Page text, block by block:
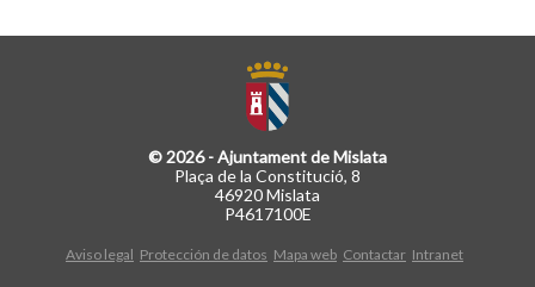
© 2026 - Ajuntament de Mislata
Plaça de la Constitució, 8
46920 Mislata
P4617100E
Aviso legal Protección de datos Mapa web Contactar Intranet